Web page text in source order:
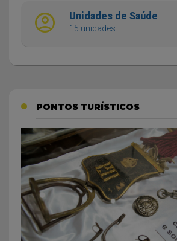
account_circle Unidades de Saúde
15 unidades
PONTOS TURÍSTICOS